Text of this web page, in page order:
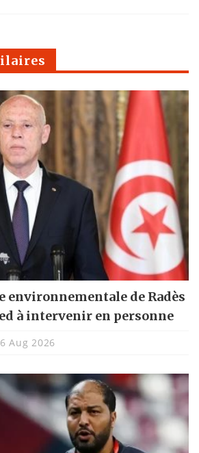
environnementale de Radès
à intervenir en personne
Aug 2026